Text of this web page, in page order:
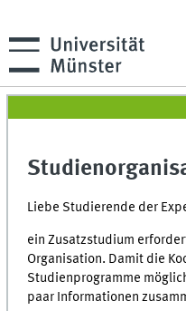
Liebe Studierende der
ein Zusatzstudium
Organisation. Damit die
Studienprogramme
paar Informationen